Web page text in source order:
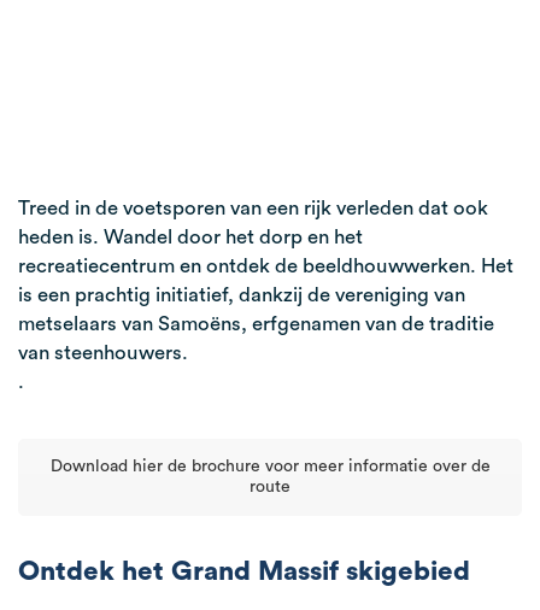
Treed in de voetsporen van een rijk verleden dat ook
heden is. Wandel door het dorp en het
recreatiecentrum en ontdek de beeldhouwwerken. Het
is een prachtig initiatief, dankzij de vereniging van
metselaars van Samoëns, erfgenamen van de traditie
van steenhouwers.
.
Download hier de brochure voor meer informatie over de
route
Ontdek het Grand Massif skigebied